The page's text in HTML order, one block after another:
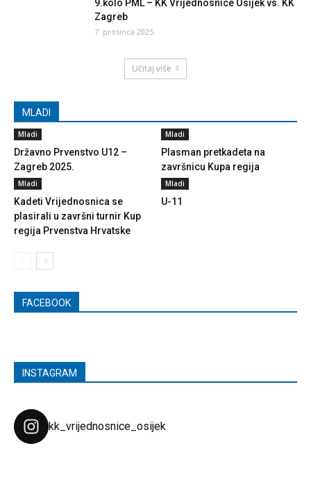
9.kolo PML – KK Vrijednosnice Osijek vs. KK
Zagreb
7. prosinca 2025.
Učitaj više
MLADI
Mladi
Državno Prvenstvo U12 –
Zagreb 2025.
Mladi
Plasman pretkadeta na
završnicu Kupa regija
Mladi
Kadeti Vrijednosnica se
plasirali u završni turnir Kup
regija Prvenstva Hrvatske
Mladi
U-11
FACEBOOK
INSTAGRAM
kk_vrijednosnice_osijek